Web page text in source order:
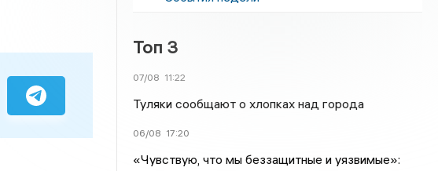
Топ 3
07/08 11:22
Туляки сообщают о хлопках над города
06/08 17:20
«Чувствую, что мы беззащитные и уязвимые»: